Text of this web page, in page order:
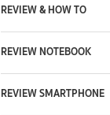
REVIEW & HOW TO
REVIEW NOTEBOOK
REVIEW SMARTPHONE